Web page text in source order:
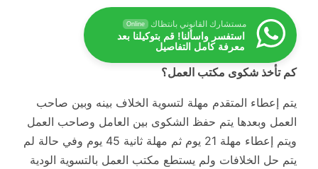
مستشارك القانوني بانتظاك Online
استفسر واسألنا! قم بتوكيلنا بعد
معرفة كامل التفاصيل
كم تأخذ شكوى مكتب العمل؟
يتم إعطاء المتقدم مهلة لتسوية الخلاف بينه وبين صاحب
العمل وبعدها يتم حفظ الشكوى بين العامل وصاحب العمل
ويتم إعطاء مهلة 21 يوم ثم مهلة ثانية 45 يوم وفي حالة لم
يتم حل الخلافات ولم يستطع مكتب العمل بالتسوية الودية